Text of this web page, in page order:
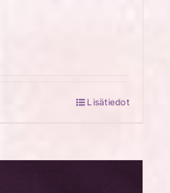
Lisätiedot